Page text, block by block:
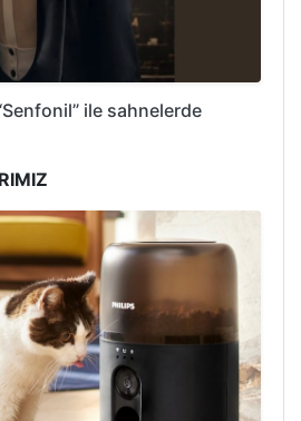
ile sahnelerde